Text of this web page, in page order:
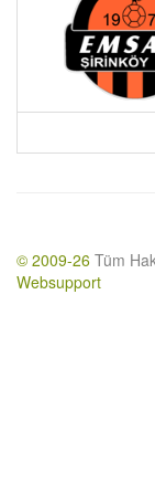
© 2009-26 Tüm
Websupport